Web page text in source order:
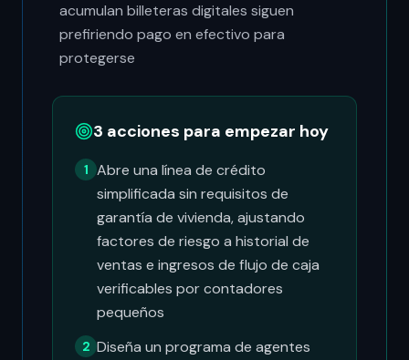
acumulan billeteras digitales siguen
prefiriendo pago en efectivo para
protegerse
3 acciones para empezar hoy
1 Abre una línea de crédito
simplificada sin requisitos de
garantía de vivienda, ajustando
factores de riesgo a historial de
ventas e ingresos de flujo de caja
verificables por contadores
pequeños
2 Diseña un programa de agentes